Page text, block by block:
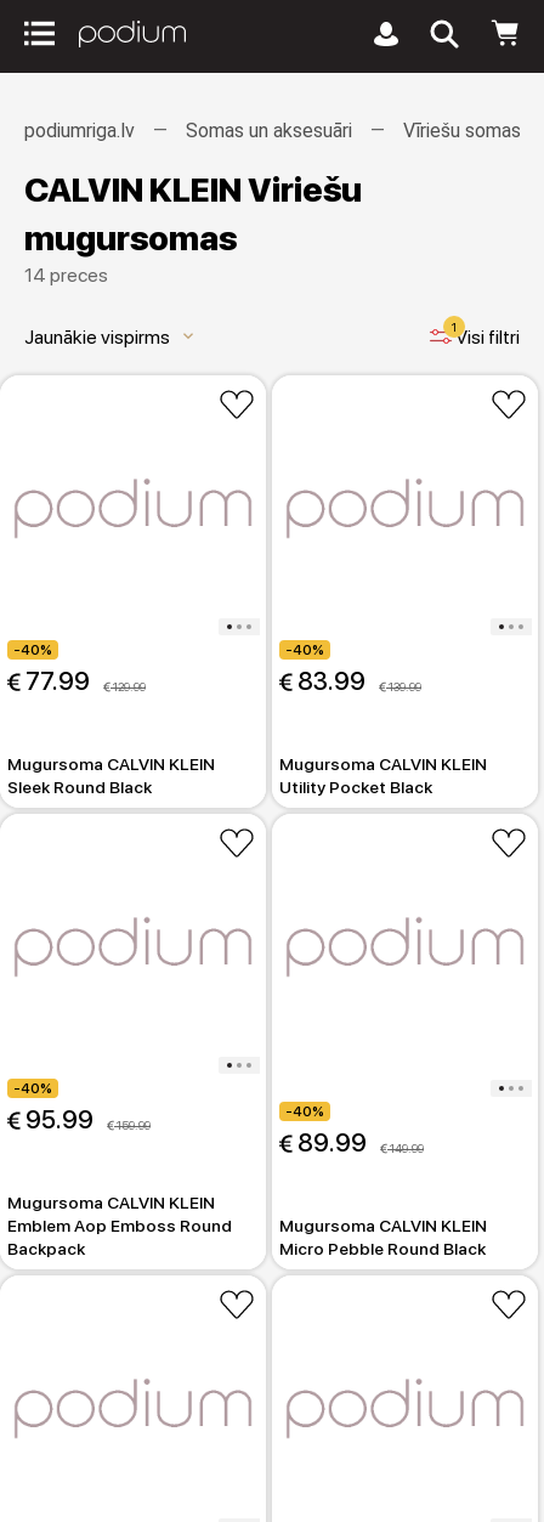
podiumriga.lv Somas un aksesuāri Vīriešu somas
CALVIN KLEIN Viriešu
mugursomas
14 preces
Jaunākie vispirms keyboard_arrow_down 1Visi filtri
-40%
77.99 129.99
Mugursoma CALVIN KLEIN
Sleek Round Black
-40%
83.99 139.99
Mugursoma CALVIN KLEIN
Utility Pocket Black
-40%
95.99 159.99
Mugursoma CALVIN KLEIN
Emblem Aop Emboss Round
Backpack
-40%
89.99 149.99
Mugursoma CALVIN KLEIN
Micro Pebble Round Black